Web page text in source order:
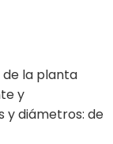
la planta
y
y diámetros: de